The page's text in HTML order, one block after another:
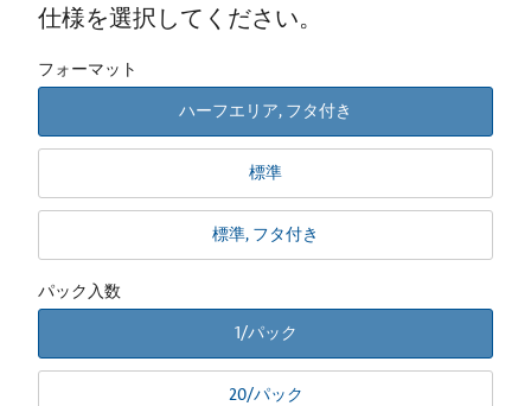
仕様を選択してください。
フォーマット
ハーフエリア, フタ付き
標準
標準, フタ付き
パック入数
1/パック
20/パック